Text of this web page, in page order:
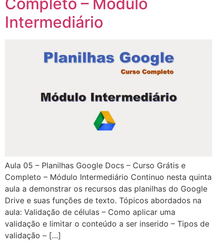
Intermediário
Aula 05 – Planilhas Google Docs – Curso Grátis e
Completo – Módulo Intermediário Continuo nesta quinta
aula a demonstrar os recursos das planilhas do Google
Drive e suas funções de texto. Tópicos abordados na
aula: Validação de células – Como aplicar uma
validação e limitar o conteúdo a ser inserido – Tipos de
validação – […]